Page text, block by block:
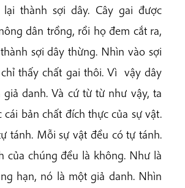
thành sợi dây. Cây gai được
dân trồng, rồi họ đem cắt ra,
sợi dây thừng. Nhìn vào sợi
thấy chất gai thôi. Vì vậy dây
danh. Và cứ từ từ như vậy, ta
bản chất đích thực của sự vật.
tánh. Mỗi sự vật đều có tự tánh.
của chúng đều là không. Như là
hạn, nó là một giả danh. Nhìn